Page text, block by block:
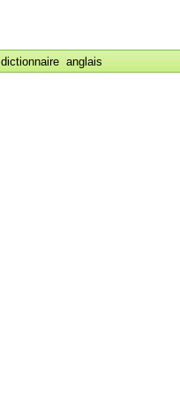
dictionnaire anglais